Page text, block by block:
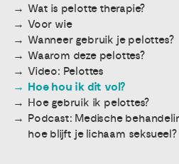
Over ons
Contact
Wat is pelotte therapie?
Voor wie
Wanneer gebruik je pelottes?
Waarom deze pelottes?
Video: Pelottes
Hoe hou ik dit vol?
Hoe gebruik ik pelottes?
Podcast: Medische
hoe blijft je lichaam seksueel?